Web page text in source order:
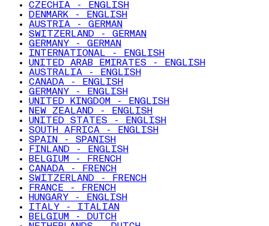
CZECHIA - ENGLISH
DENMARK - ENGLISH
AUSTRIA - GERMAN
SWITZERLAND - GERMAN
GERMANY - GERMAN
INTERNATIONAL - ENGLISH
UNITED ARAB EMIRATES - ENGLISH
AUSTRALIA - ENGLISH
CANADA - ENGLISH
GERMANY - ENGLISH
UNITED KINGDOM - ENGLISH
NEW ZEALAND - ENGLISH
UNITED STATES - ENGLISH
SOUTH AFRICA - ENGLISH
SPAIN - SPANISH
FINLAND - ENGLISH
BELGIUM - FRENCH
CANADA - FRENCH
SWITZERLAND - FRENCH
FRANCE - FRENCH
HUNGARY - ENGLISH
ITALY - ITALIAN
BELGIUM - DUTCH